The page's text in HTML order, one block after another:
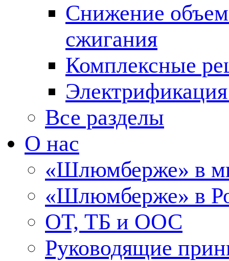
Снижение
сжигания
Комплексные
Все разделы
О нас
«Шлюмберже» в
«Шлюмберже» в
ОТ, ТБ и ООС
Руководящие